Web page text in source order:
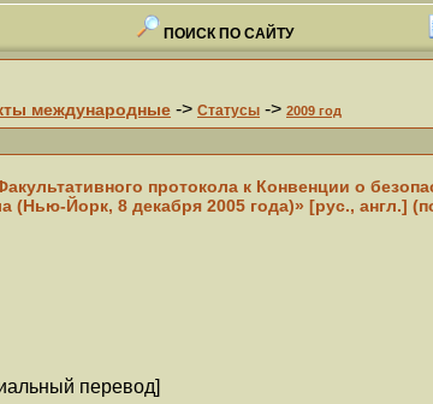
ПОИСК ПО САЙТУ
международные -> Статусы -> 2009 год
протокола к Конвенции о
(Нью-Йорк, 8 декабря 2005 года)» [рус., англ.]
перевод]